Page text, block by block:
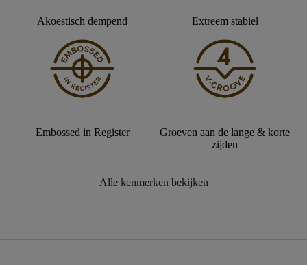
Akoestisch dempend Extreem stabiel
Embossed in Register
Groeven aan de lange & korte
zijden
Alle kenmerken bekijken